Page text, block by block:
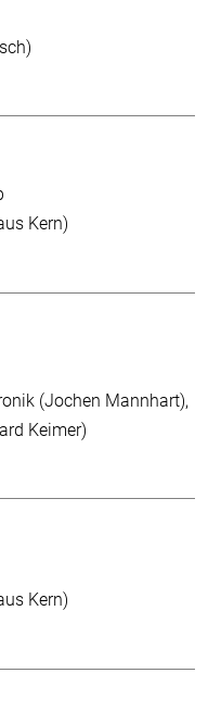
Kern)
(Jochen Mannhart)
Keimer)
Kern)